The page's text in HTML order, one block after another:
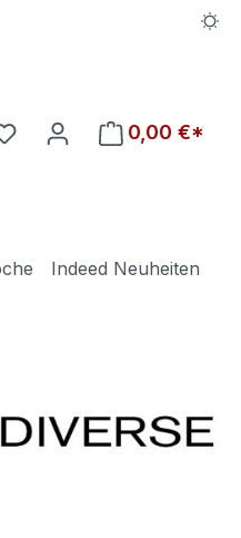
Du hast 0 Produkte auf
0,00 €*
Indeed Neuheiten